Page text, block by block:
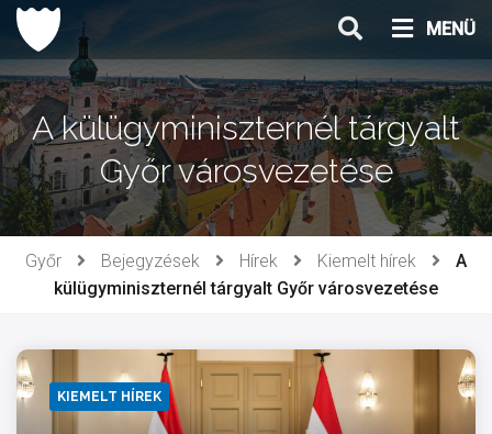
Ugrás
tartalomhoz
MENÜ
A külügyminiszternél tárgyalt
Győr városvezetése
Győr Bejegyzések Hírek Kiemelt hírek
A
külügyminiszternél tárgyalt Győr városvezetése
KIEMELT HÍREK